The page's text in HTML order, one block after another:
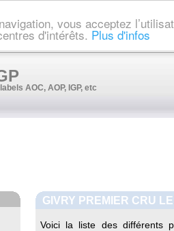
vous acceptez
d'intérêts. Plus d'infos
AOC, AOP, IGP, etc
GIVRY PREMIER CRU
Voici la liste des différents